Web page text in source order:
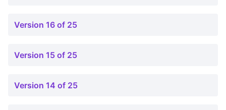
Version 16 of 25
Version 15 of 25
Version 14 of 25